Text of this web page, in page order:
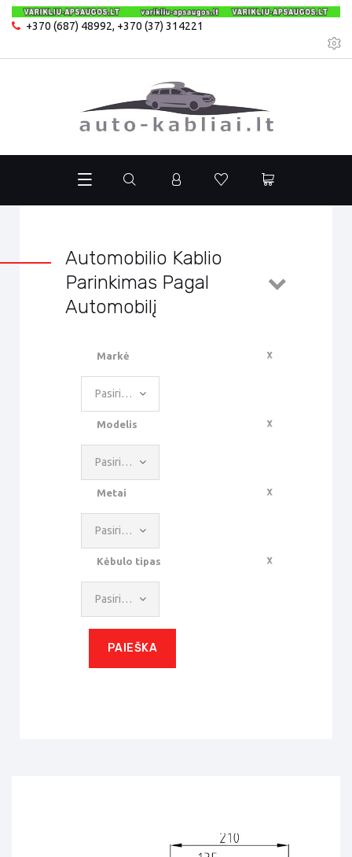
+370 (687) 48992, +370 (37) 314221
Automobilio Kablio
Parinkimas Pagal
Automobilį
Markė
Pasirinkite reikšmę
Modelis
Pasirinkite reikšmę
Metai
Pasirinkite reikšmę
Kėbulo tipas
Pasirinkite reikšmę
PAIEŠKA